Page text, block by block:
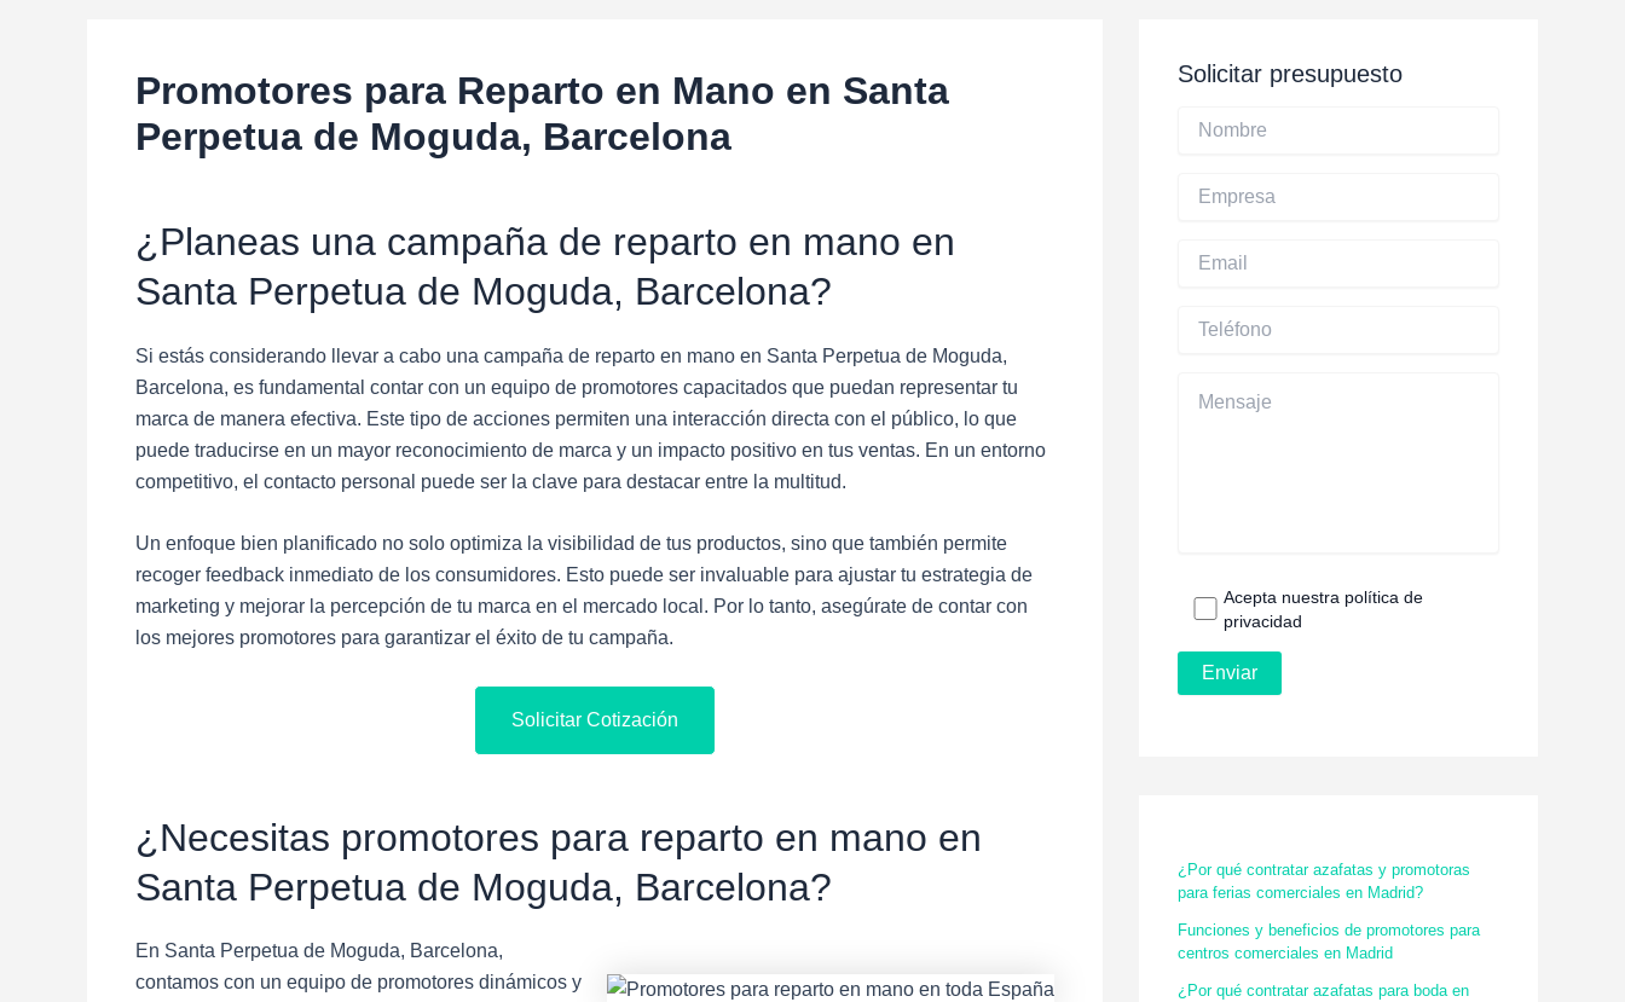
Promotores para Reparto en Mano en Santa
Perpetua de Moguda, Barcelona
¿Planeas una campaña de reparto en mano en
Santa Perpetua de Moguda, Barcelona?
Si estás considerando llevar a cabo una campaña de reparto en mano en Santa Perpetua de Moguda,
Barcelona, es fundamental contar con un equipo de promotores capacitados que puedan representar tu
marca de manera efectiva. Este tipo de acciones permiten una interacción directa con el público, lo que
puede traducirse en un mayor reconocimiento de marca y un impacto positivo en tus ventas. En un entorno
competitivo, el contacto personal puede ser la clave para destacar entre la multitud.
Un enfoque bien planificado no solo optimiza la visibilidad de tus productos, sino que también permite
recoger feedback inmediato de los consumidores. Esto puede ser invaluable para ajustar tu estrategia de
marketing y mejorar la percepción de tu marca en el mercado local. Por lo tanto, asegúrate de contar con
los mejores promotores para garantizar el éxito de tu campaña.
Solicitar Cotización
¿Necesitas promotores para reparto en mano en
Santa Perpetua de Moguda, Barcelona?
En Santa Perpetua de Moguda, Barcelona,
contamos con un equipo de promotores dinámicos y
Solicitar presupuesto
Acepta nuestra política de
privacidad
¿Por qué contratar azafatas y promotoras
para ferias comerciales en Madrid?
Funciones y beneficios de promotores para
centros comerciales en Madrid
¿Por qué contratar azafatas para boda en